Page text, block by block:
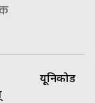
यूनिकोड